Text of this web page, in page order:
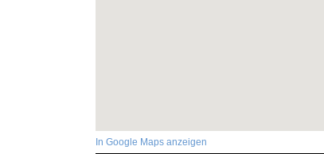
In Google Maps anzeigen